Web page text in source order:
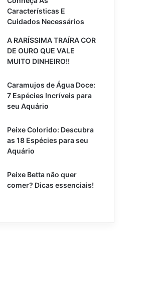
Características E
Cuidados Necessários
A RARÍSSIMA TRAÍRA COR
DE OURO QUE VALE
MUITO DINHEIRO!!
Caramujos de Água Doce:
7 Espécies Incríveis para
seu Aquário
Peixe Colorido: Descubra
as 18 Espécies para seu
Aquário
Peixe Betta não quer
comer? Dicas essenciais!